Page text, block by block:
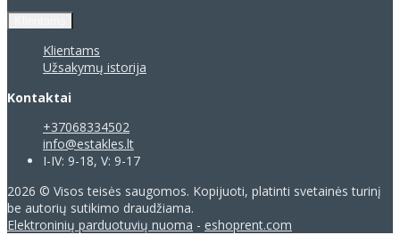
Klientams
Užsakymų istorija
Kontaktai
+37068334502
info@estakles.lt
I-IV: 9-18, V: 9-17
2026 © Visos teisės saugomos. Kopijuoti, platinti svetainės turinį
be autorių sutikimo draudžiama.
Elektroninių parduotuvių nuoma - eshoprent.com